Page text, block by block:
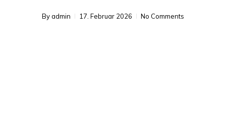
Byadmin 17. Februar 2026 No Comments